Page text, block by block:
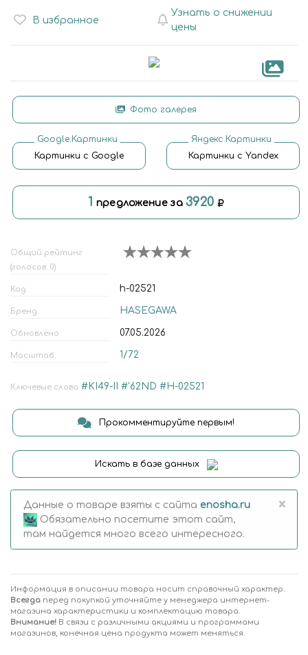
В избранное
Узнать о снижении
цены
Фото галерея
Google.Картинки
Картинки с Google
Яндекс.Картинки
Картинки с Yandex
1 предложение за3920
Общий рейтинг
(голосов: 0)
Код h-02521
Бренд HASEGAWA
Обновлено 07.05.2026
Масштаб 1/72
Ключевые слова #KI49-II #'62ND #H-02521
Прокомментируйте первым!
Искать в базе данных
Данные о товаре взяты с сайта enosha.ru
Обязательно посетите этот сайт,
там найдется много всего интересного.
×
Информация в описании товара носит справочный характер.
Всегда перед покупкой уточняйте у менеджера интернет-
магазина характеристики и комплектацию товара.
Внимание! В связи с различными акциями и программами
магазинов, конечная цена продукта может меняться.